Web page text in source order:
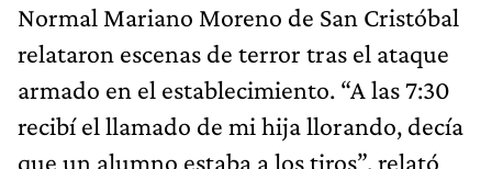
Normal Mariano Moreno de San Cristóbal
relataron escenas de terror tras el ataque
armado en el establecimiento. “A las 7:30
recibí el llamado de mi hija llorando, decía
que un alumno estaba a los tiros”, relató